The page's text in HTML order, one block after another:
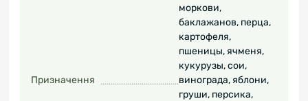
Призначення
моркови,
баклажанов, перца,
картофеля,
пшеницы, ячменя,
кукурузы, сои,
винограда, яблони,
груши, персика,